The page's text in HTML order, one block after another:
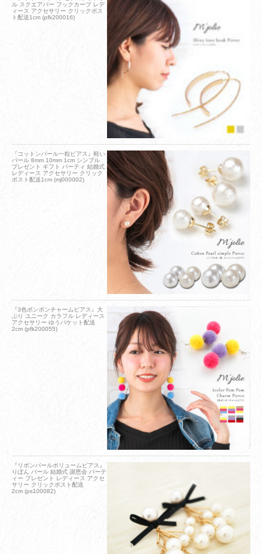
ル スクエアバー フックカーブ レデ
ィース アクセサリー クリックポス
ト配送1cm (pfk200016)
『コットンパール一粒ピアス』軽い
パール 8mm 10mm 1cm シンプル
プレゼント ギフト パーティ 結婚式
レディース アクセサリー クリック
ポスト配送1cm (mj000002)
『3色ポンポンチャームピアス』大
ぶり ユニーク カラフル レディース
アクセサリー ゆうパケット配送
2cm (pfk200055)
『リボンパールボリュームピアス』
りぼん パール 結婚式 謝恩会 パーテ
ィー プレゼント レディース アクセ
サリー クリックポスト配送
2cm (ps100082)